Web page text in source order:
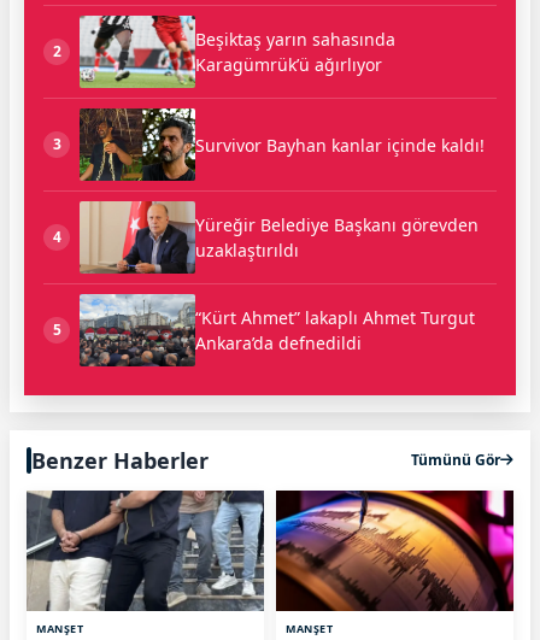
2
Beşiktaş yarın sahasında
Karagümrük’ü ağırlıyor
3 Survivor Bayhan kanlar içinde kaldı!
4
Yüreğir Belediye Başkanı görevden
uzaklaştırıldı
5
“Kürt Ahmet” lakaplı Ahmet Turgut
Ankara’da defnedildi
Benzer Haberler Tümünü Gör
MANŞET MANŞET